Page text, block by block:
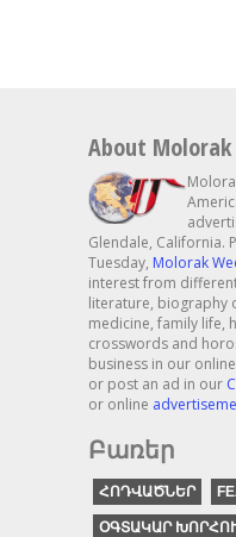
About
Glendale, California.
Tuesday, Molorak
interest from
literature, biography
medicine, family life,
crosswords and
business in our online
or post an ad in our
or online
Բառեր
ՀՈԴՎԱԾՆԵՐ
ՕԳՏԱԿԱՐ